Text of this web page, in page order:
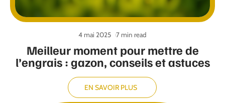
Meilleur moment pour mettre de
l’engrais : gazon, conseils et astuces
4 mai 2025 7 min read
EN SAVOIR PLUS